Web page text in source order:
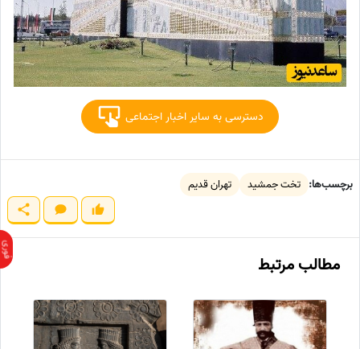
دسترسی به سایر اخبار اجتماعی
برچسب‌ها: تخت جمشید تهران قدیم
مطالب مرتبط